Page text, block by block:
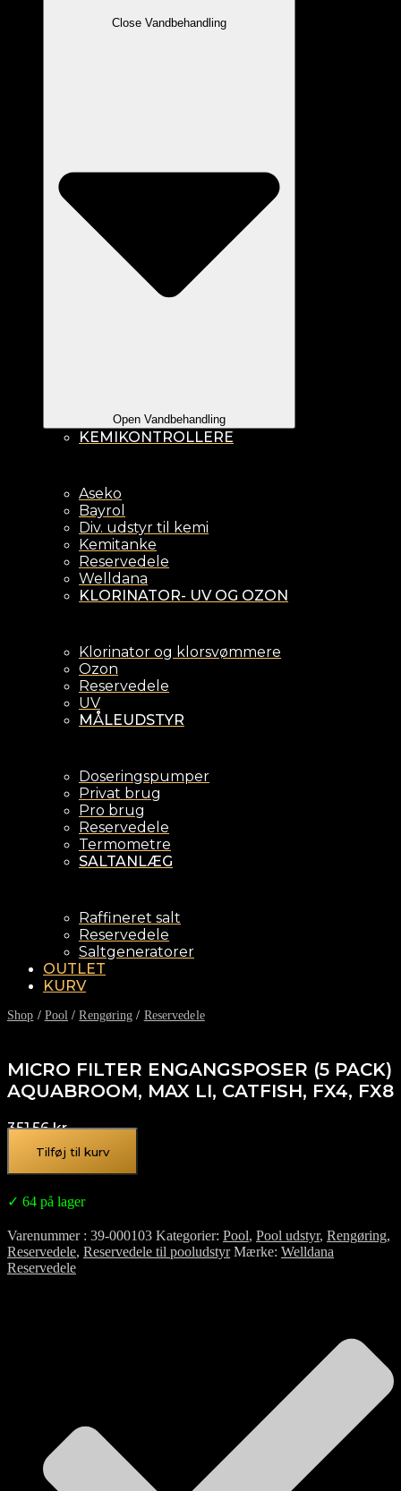
Close Vandbehandling
Open Vandbehandling
KEMIKONTROLLERE
Aseko
Bayrol
Div. udstyr til kemi
Kemitanke
Reservedele
Welldana
KLORINATOR- UV OG OZON
Klorinator og klorsvømmere
Ozon
Reservedele
UV
MÅLEUDSTYR
Doseringspumper
Privat brug
Pro brug
Reservedele
Termometre
SALTANLÆG
Raffineret salt
Reservedele
Saltgeneratorer
OUTLET
KURV
Shop / Pool /Rengøring / Reservedele
MICRO FILTER ENGANGSPOSER (5 PACK)
AQUABROOM, MAX LI, CATFISH, FX4, FX8
351,56kr.
Tilføj til kurv
✓ 64 på lager
Varenummer 39-000103 Kategorier Pool, Pool udstyr, Rengøring,
Reservedele, Reservedele til pooludstyr Mærke Welldana
Reservedele